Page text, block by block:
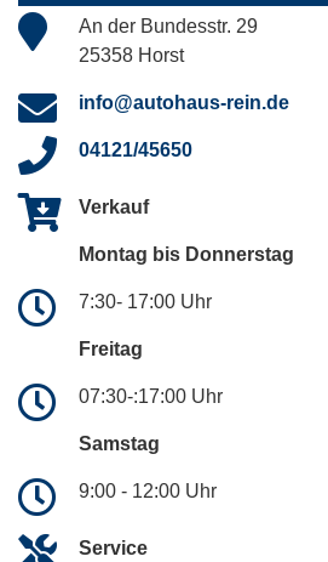
An der Bundesstr. 29
25358 Horst
info@autohaus-rein.de
04121/45650
Verkauf
Montag bis Donnerstag
7:30- 17:00 Uhr
Freitag
07:30-:17:00 Uhr
Samstag
9:00 - 12:00 Uhr
Service